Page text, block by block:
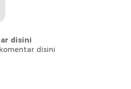
disini
disini